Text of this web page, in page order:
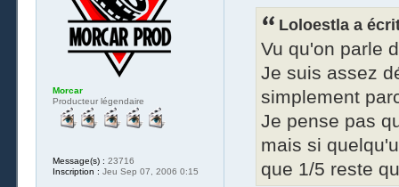
Loloestla a
Vu qu'on parle
Je suis assez
simplement
Je pense pas
mais si
que 1/5 reste
Morcar
Producteur légendaire
Message(s) : 23716
Inscription : Jeu Sep 07, 2006 0:15